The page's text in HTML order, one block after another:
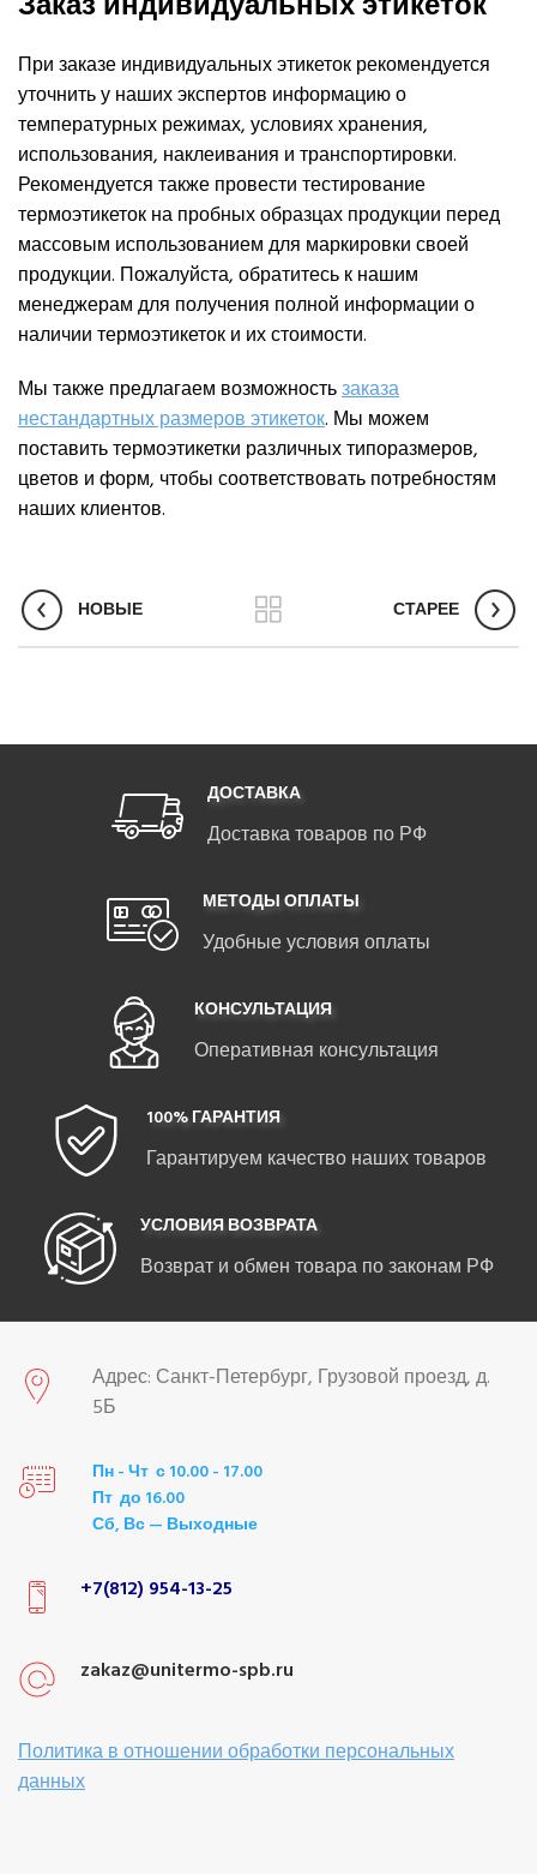
При заказе индивидуальных этикеток рекомендуется
уточнить у наших экспертов информацию о
температурных режимах, условиях хранения,
использования, наклеивания и транспортировки.
Рекомендуется также провести тестирование
термоэтикеток на пробных образцах продукции перед
массовым использованием для маркировки своей
продукции. Пожалуйста, обратитесь к нашим
менеджерам для получения полной информации о
наличии термоэтикеток и их стоимости.
Мы также предлагаем возможностьзаказа
нестандартных размеров этикеток. Мы можем
поставить термоэтикетки различных типоразмеров,
цветов и форм, чтобы соответствовать потребностям
наших клиентов.
НОВЫЕ СТАРЕЕ
ДОСТАВКА
Доставка товаров по РФ
МЕТОДЫ ОПЛАТЫ
Удобные условия оплаты
КОНСУЛЬТАЦИЯ
Оперативная консультация
100% ГАРАНТИЯ
Гарантируем качество наших товаров
УСЛОВИЯ ВОЗВРАТА
Возврат и обмен товара по законам РФ
Адрес: Санкт-Петербург, Грузовой проезд, д.
5Б
Пн - Чт с 10.00 - 17.00
Пт до 16.00
Сб, Вс — Выходные
+7(812) 954-13-25
zakaz@unitermo-spb.ru
Политика в отношении обработки персональных
данных